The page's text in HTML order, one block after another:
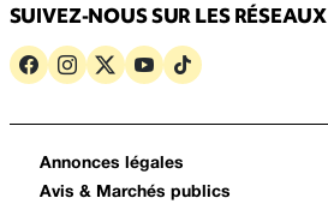
SUIVEZ-NOUS SUR LES RÉSEAUX
Annonces légales
Avis & Marchés publics